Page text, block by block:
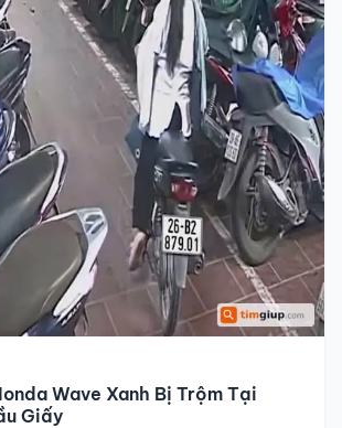
Wave Xanh Bị Trộm Tại
Giấy